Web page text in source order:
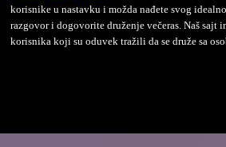
korisnike u nastavku i možda nađete svog
razgovor i dogovorite druženje večeras. Naš sajt
korisnika koji su oduvek tražili da se druže sa